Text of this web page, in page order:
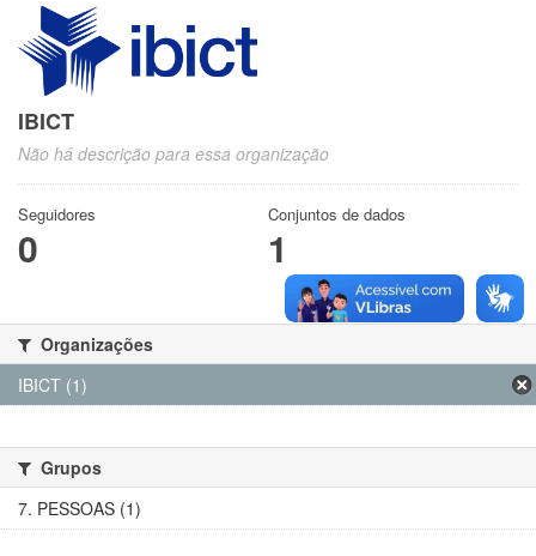
IBICT
Não há descrição para essa organização
Seguidores
0
Conjuntos de dados
1
Organizações
IBICT (1)
Grupos
7. PESSOAS (1)